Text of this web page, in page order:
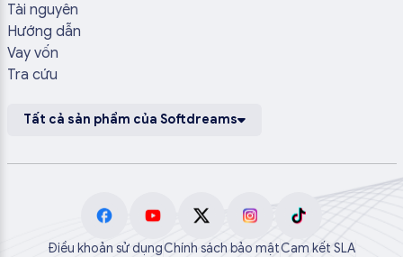
Tài nguyên
Hướng dẫn
Vay vốn
Tra cứu
Tất cả sản phẩm của Softdreams
Điều khoản sử dụngChính sách bảo mậtCam kết SLA